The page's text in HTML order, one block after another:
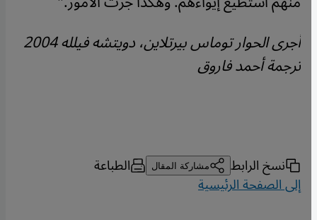
أجرى الحوار توماس بيرتلاين، دويتشه فيلله 2004
ترجمة أحمد فاروق
نسخ الرابط مشاركة المقال الطباعة
إلى الصفحة الرئيسية